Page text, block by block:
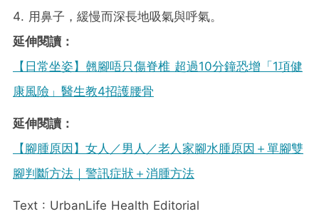
用鼻子，緩慢而深長地吸氣與呼氣。
延伸閱讀：
【日常坐姿】翹腳唔只傷脊椎 超過10分鐘恐增「1項健
康風險」醫生教4招護腰骨
延伸閱讀：
【腳腫原因】女人／男人／老人家腳水腫原因＋單腳雙
腳判斷方法｜警訊症狀＋消腫方法
Text : UrbanLife Health Editorial